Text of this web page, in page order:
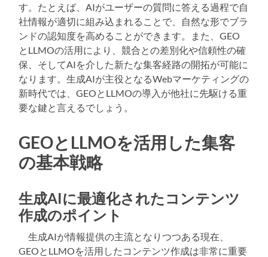
す。たとえば、AIがユーザーの質問に答える過程で自
社情報が適切に組み込まれることで、自然な形でブラ
ンドの認知度を高めることができます。また、GEO
とLLMOの活用により、競合との差別化や信頼性の確
保、そしてAIを介した新たな集客経路の開拓が可能に
なります。生成AIが主役となるWebマーケティングの
新時代では、GEOとLLMOの導入が他社に先駆ける重
要な鍵と言えるでしょう。
GEOとLLMOを活用した集客
の基本戦略
生成AIに最適化されたコンテンツ
作成のポイント
生成AIが情報提供の主流となりつつある現在、
GEOとLLMOを活用したコンテンツ作成は非常に重要